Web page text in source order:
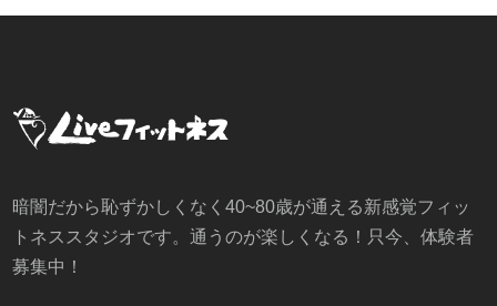
暗闇だから恥ずかしくなく40~80歳が通える新感覚フィッ
トネススタジオです。通うのが楽しくなる！只今、体験者
募集中！